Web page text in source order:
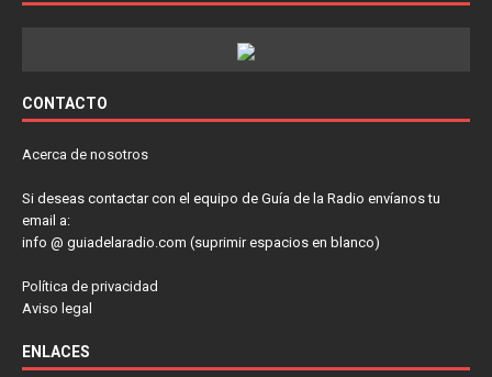
CONTACTO
Acerca de nosotros
Si deseas contactar con el equipo de Guía de la Radio envíanos tu
email a:
info @ guiadelaradio.com (suprimir espacios en blanco)
Política de privacidad
Aviso legal
ENLACES